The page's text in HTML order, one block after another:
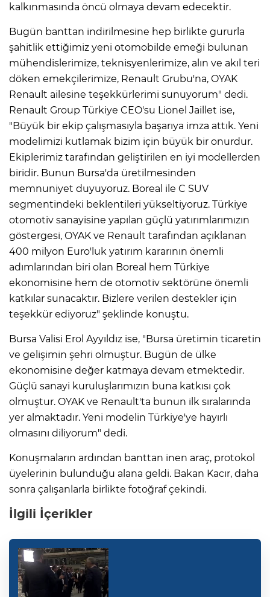
kalkınmasında öncü olmaya devam edecektir.
Bugün banttan indirilmesine hep birlikte gururla
şahitlik ettiğimiz yeni otomobilde emeği bulunan
mühendislerimize, teknisyenlerimize, alın ve akıl teri
döken emekçilerimize, Renault Grubu'na, OYAK
Renault ailesine teşekkürlerimi sunuyorum" dedi.
Renault Group Türkiye CEO'su Lionel Jaillet ise,
"Büyük bir ekip çalışmasıyla başarıya imza attık. Yeni
modelimizi kutlamak bizim için büyük bir onurdur.
Ekiplerimiz tarafından geliştirilen en iyi modellerden
biridir. Bunun Bursa'da üretilmesinden
memnuniyet duyuyoruz. Boreal ile C SUV
segmentindeki beklentileri yükseltiyoruz. Türkiye
otomotiv sanayisine yapılan güçlü yatırımlarımızın
göstergesi, OYAK ve Renault tarafından açıklanan
400 milyon Euro'luk yatırım kararının önemli
adımlarından biri olan Boreal hem Türkiye
ekonomisine hem de otomotiv sektörüne önemli
katkılar sunacaktır. Bizlere verilen destekler için
teşekkür ediyoruz" şeklinde konuştu.
Bursa Valisi Erol Ayyıldız ise, "Bursa üretimin ticaretin
ve gelişimin şehri olmuştur. Bugün de ülke
ekonomisine değer katmaya devam etmektedir.
Güçlü sanayi kuruluşlarımızın buna katkısı çok
olmuştur. OYAK ve Renault'ta bunun ilk sıralarında
yer almaktadır. Yeni modelin Türkiye'ye hayırlı
olmasını diliyorum" dedi.
Konuşmaların ardından banttan inen araç, protokol
üyelerinin bulunduğu alana geldi. Bakan Kacır, daha
sonra çalışanlarla birlikte fotoğraf çekindi.
İlgili İçerikler